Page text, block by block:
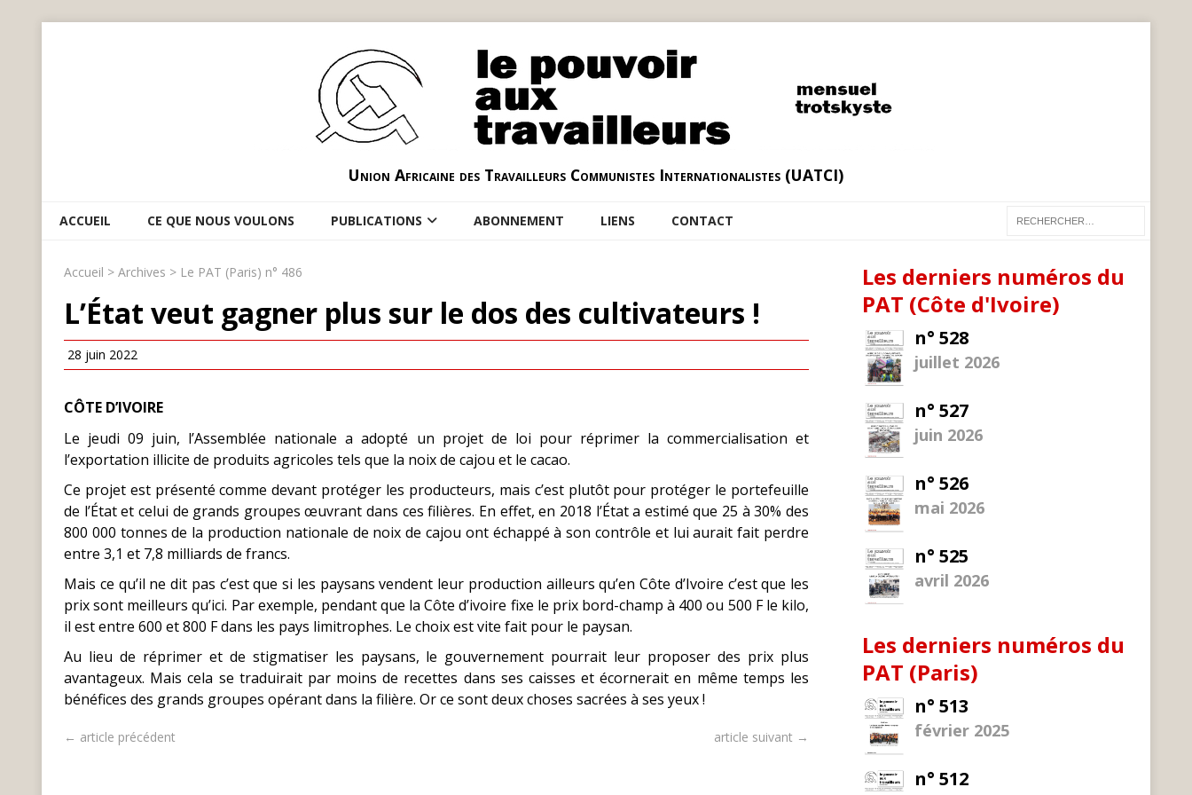
Union Africaine des Travailleurs Communistes Internationalistes (UATCI)
ACCUEIL CE QUE NOUS VOULONS PUBLICATIONS ABONNEMENT LIENS CONTACT
Accueil > Archives > Le PAT (Paris) n° 486
L’État veut gagner plus sur le dos des cultivateurs !
28 juin 2022
CÔTE D’IVOIRE
Le jeudi 09 juin, l’Assemblée nationale a adopté un projet de loi pour réprimer la commercialisation et
l’exportation illicite de produits agricoles tels que la noix de cajou et le cacao.
Ce projet est présenté comme devant protéger les producteurs, mais c’est plutôt pour protéger le portefeuille
de l’État et celui de grands groupes œuvrant dans ces filières. En effet, en 2018 l’État a estimé que 25 à 30% des
800 000 tonnes de la production nationale de noix de cajou ont échappé à son contrôle et lui aurait fait perdre
entre 3,1 et 7,8 milliards de francs.
Mais ce qu’il ne dit pas c’est que si les paysans vendent leur production ailleurs qu’en Côte d’Ivoire c’est que les
prix sont meilleurs qu’ici. Par exemple, pendant que la Côte d’ivoire fixe le prix bord-champ à 400 ou 500 F le kilo,
il est entre 600 et 800 F dans les pays limitrophes. Le choix est vite fait pour le paysan.
Au lieu de réprimer et de stigmatiser les paysans, le gouvernement pourrait leur proposer des prix plus
avantageux. Mais cela se traduirait par moins de recettes dans ses caisses et écornerait en même temps les
bénéfices des grands groupes opérant dans la filière. Or ce sont deux choses sacrées à ses yeux !
← article précédent article suivant →
Les derniers numéros du
PAT (Côte d'Ivoire)
n° 528
juillet 2026
n° 527
juin 2026
n° 526
mai 2026
n° 525
avril 2026
Les derniers numéros du
PAT (Paris)
n° 513
février 2025
n° 512